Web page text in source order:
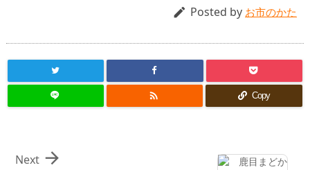
 Posted by お市のかた
 Copy

Next